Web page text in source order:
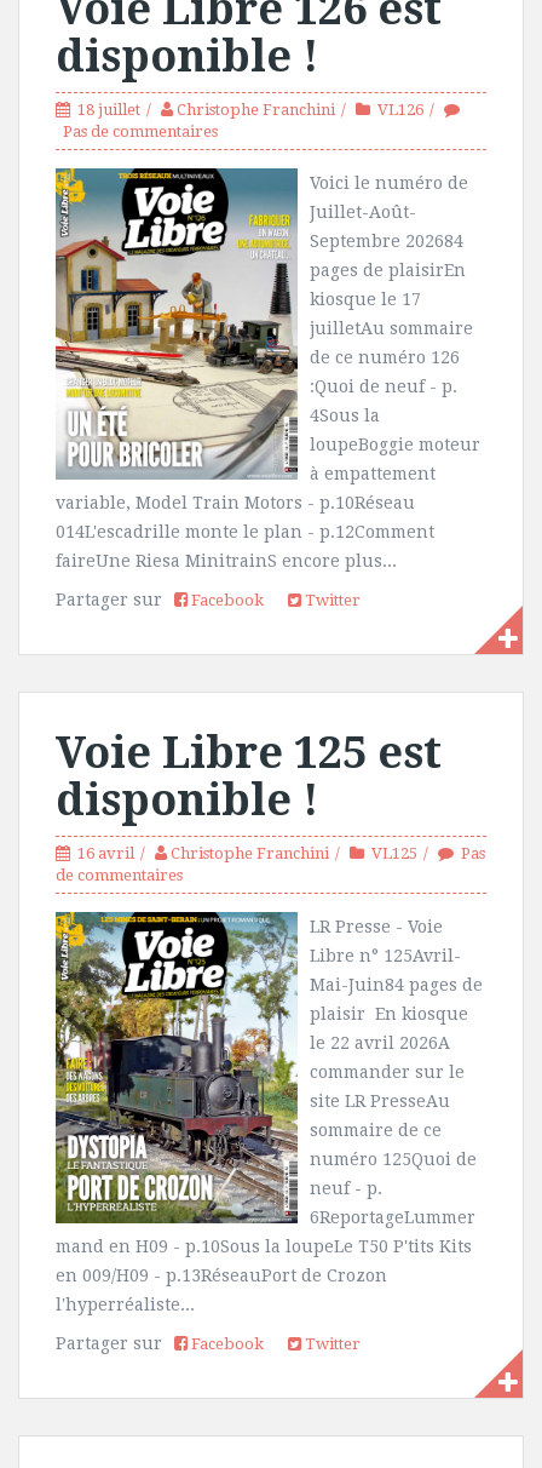
disponible !
18 juillet Christophe Franchini
VL126
Pas de commentaires
Voici le numéro de
Juillet-Août-
Septembre 202684
pages de plaisirEn
kiosque le 17
juilletAu sommaire
de ce numéro 126
:Quoi de neuf - p.
4Sous la
loupeBoggie moteur
à empattement
variable, Model Train Motors - p.10Réseau
014L'escadrille monte le plan - p.12Comment
faireUne Riesa MinitrainS encore plus...
Partager sur
Facebook Twitter
Voie Libre 125 est
disponible !
16 avril Christophe Franchini VL125
Pas
de commentaires
LR Presse - Voie
Libre n° 125Avril-
Mai-Juin84 pages de
plaisir En kiosque
le 22 avril 2026A
commander sur le
site LR PresseAu
sommaire de ce
numéro 125Quoi de
neuf - p.
6ReportageLummer
mand en H09 - p.10Sous la loupeLe T50 P'tits Kits
en 009/H09 - p.13RéseauPort de Crozon
l'hyperréaliste...
Partager sur
Facebook Twitter